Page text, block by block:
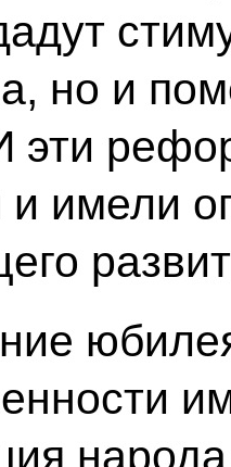
но и
эти
имели